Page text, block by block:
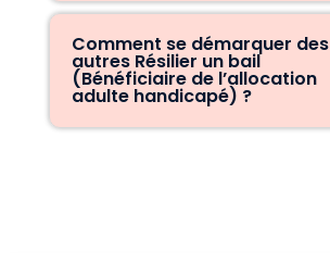
Comment se démarquer des
autres Résilier un bail
(Bénéficiaire de l’allocation
adulte handicapé) ?